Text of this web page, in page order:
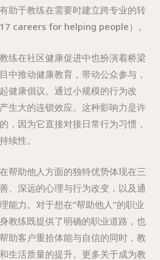
助于教练在需要时建立跨专业的转
careers for helping people）。
练在社区健康促进中也扮演着桥梁
中推动健康教育，带动公众参与，
健康倡议。通过小规模的行为改
生大的连锁效应。这种影响力是许
，因为它直接对接日常行为习惯，
续性。
帮助他人方面的独特优势体现在三
、深远的心理与行为改变，以及通
能力。对于想在“帮助他人”的职业
教练既提供了明确的职业道路，也
助客户重拾体能与自信的同时，教
生活质量的提升。更多关于成为教